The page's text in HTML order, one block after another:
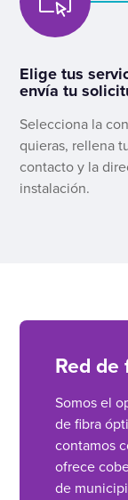
Elige tus
envía tu
Selecciona la
quieras, rellena
contacto y la
instalación.
Red de
Somos el
de fibra
contamos
ofrece
de